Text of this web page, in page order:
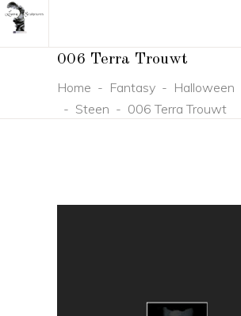
006 Terra Trouwt
Home - Fantasy- Halloween
- Steen - 006 Terra Trouwt